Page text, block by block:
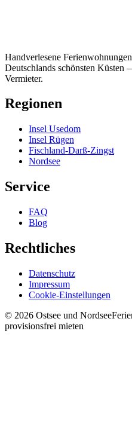
Handverlesene
Deutschlands schönsten
Vermieter.
Regionen
Insel Usedom
Insel Rügen
Fischland-Darß-Zingst
Nordsee
Service
FAQ
Blog
Rechtliches
Datenschutz
Impressum
Cookie-Einstellungen
© 2026 Ostsee und Nordsee
provisionsfrei mieten